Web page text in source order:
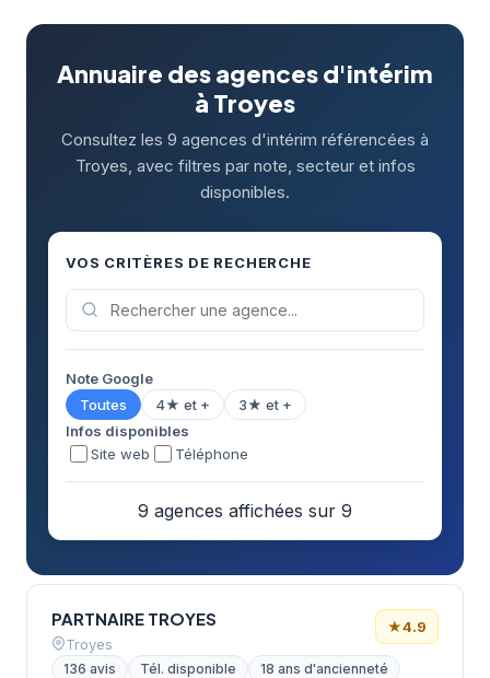
Annuaire des agences d'intérim
à Troyes
Consultez les 9 agences d'intérim référencées à
Troyes, avec filtres par note, secteur et infos
disponibles.
VOS CRITÈRES DE RECHERCHE
Note Google
Toutes
4★ et +
3★ et +
Infos disponibles
Site web
Téléphone
9 agences affichées sur 9
PARTNAIRE TROYES
Troyes
★4.9
136 avis Tél. disponible
18 ans d'ancienneté